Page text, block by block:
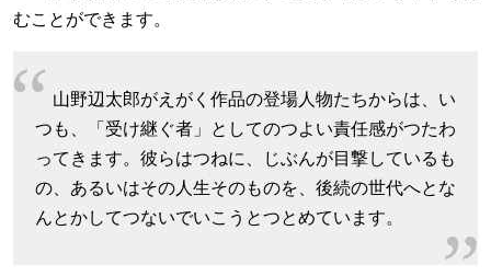
むことができます。
山野辺太郎がえがく作品の登場人物たちからは、い
つも、「受け継ぐ者」としてのつよい責任感がつたわ
ってきます。彼らはつねに、じぶんが目撃しているも
の、あるいはその人生そのものを、後続の世代へとな
んとかしてつないでいこうとつとめています。